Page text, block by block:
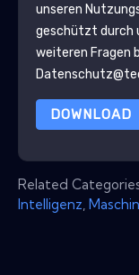
unseren
geschützt durch
weiteren Fragen
DOWNLOAD
Related
Intelligenz